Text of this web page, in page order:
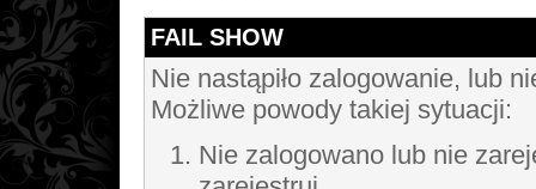
FAIL SHOW
Nie nastąpiło zalogowanie, lub
Możliwe powody takiej sytuacji:
Nie zalogowano lub nie